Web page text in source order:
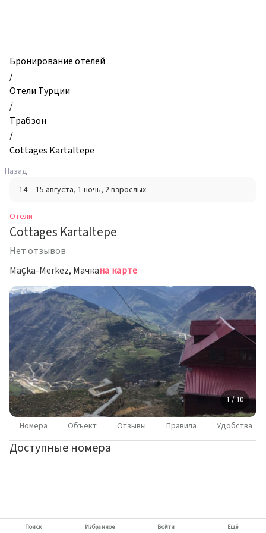
Cottages
Kartaltepe,
Трабзон,
Турция
Бронирование отелей
/
Отели Турции
/
Трабзон
/
Cottages Kartaltepe
Назад
14 – 15 августа, 1 ночь, 2 взрослых
Отели
Cottages Kartaltepe
Нет отзывов
Maçka-Merkez, Мачкана карте
1 / 10
Номера Объект Отзывы Правила Удобства
Доступные номера
Поиск Избранное Войти Ещё